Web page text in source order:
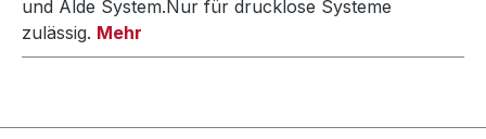
und Alde System.Nur für drucklose Systeme
zulässig. Mehr